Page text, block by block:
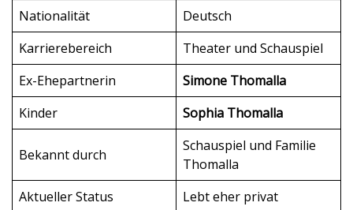
Nationalität
Deutsch
Karrierebereich
Theater und Schauspiel
Ex-Ehepartnerin
Simone Thomalla
Kinder
Sophia Thomalla
Bekannt durch
Schauspiel und Familie
Thomalla
Aktueller Status
Lebt eher privat